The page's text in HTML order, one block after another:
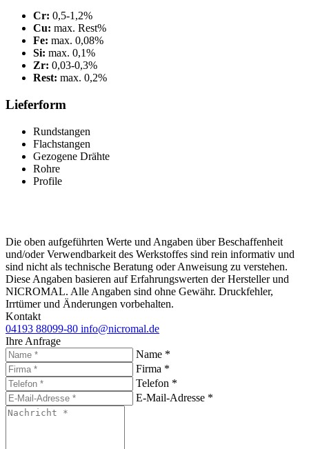
Cr: 0,5-1,2%
Cu: max. Rest%
Fe: max. 0,08%
Si: max. 0,1%
Zr: 0,03-0,3%
Rest: max. 0,2%
Lieferform
Rundstangen
Flachstangen
Gezogene Drähte
Rohre
Profile
Die oben aufgeführten Werte und Angaben über Beschaffenheit
und/oder Verwendbarkeit des Werkstoffes sind rein informativ und
sind nicht als technische Beratung oder Anweisung zu verstehen.
Diese Angaben basieren auf Erfahrungswerten der Hersteller und
NICROMAL. Alle Angaben sind ohne Gewähr. Druckfehler,
Irrtümer und Änderungen vorbehalten.
Kontakt
04193 88099-80 info@nicromal.de
Ihre Anfrage
Name *
Firma *
Telefon *
E-Mail-Adresse *